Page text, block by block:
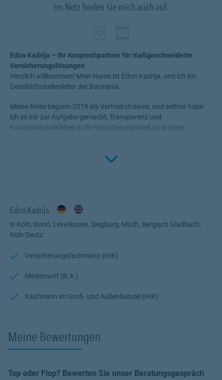
Edon Kadrija – Ihr Ansprechpartner für maßgeschneiderte
Versicherungslösungen
Herzlich willkommen! Mein Name ist Edon Kadrija, und ich bin
Geschäftsstellenleiter der Barmenia.
Meine Reise begann 2019 als Vertriebstrainee, und seither habe
ich es mir zur Aufgabe gemacht, Transparenz und
Kundenfreundlichkeit in die Versicherungswelt zu bringen.
zielorientierte Beratung anzubieten. Ich lege Wert auf individuelle
Beratung – ich freue mich darauf, Sie kennenzulernen!
Click to
Edon Kadrija
in Köln, Bonn, Leverkusen, Siegburg, Much, Bergisch Gladbach,
Köln Deutz
Versicherungsfachmann (IHK)
Medienwirt (B.A.)
Kaufmann im Groß- und Außenhandel (IHK)
Im Netz finden Sie mich auch auf:
Meine Bewertungen
Top oder Flop? Bewerten Sie unser Beratungsgespräch